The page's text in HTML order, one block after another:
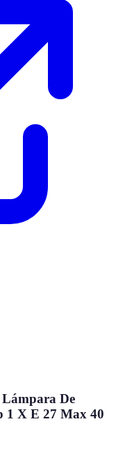
De
1 X E 27 Max 40